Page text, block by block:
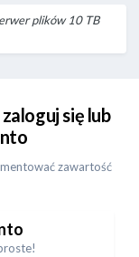
plików 10 TB
się lub
zawartość